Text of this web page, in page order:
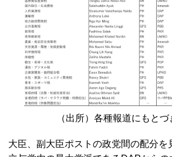
（出所）各種報道にもとづ
大臣、副大臣ポストの政党間の配分を